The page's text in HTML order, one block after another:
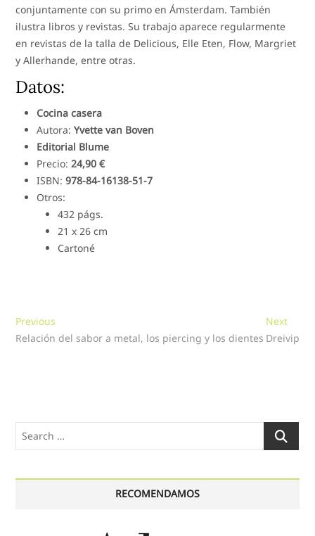
conjuntamente con su primo en Ámsterdam. También
ilustra libros y revistas. Su trabajo aparece regularmente
en revistas de la talla de Delicious, Elle Eten, Flow, Margriet
y Allerhande, entre otras.
Datos:
Cocina casera
Autora:Yvette van Boven
Editorial Blume
Precio:24,90 €
ISBN:978-84-16138-51-7
Otros:
432 págs.
21 x 26 cm
Cartoné
Navegación
de
Previous
post:
Relación del sabor a metal, los piercing y los dientes
NextNext
post:
Dreivip
Search
RECOMENDAMOS